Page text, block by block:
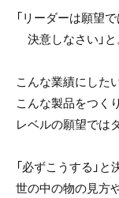
「リーダーは願望で
決意しなさい」と
こんな業績にした
こんな製品をつく
レベルの願望では
「必ずこうする」と
世の中の物の見方